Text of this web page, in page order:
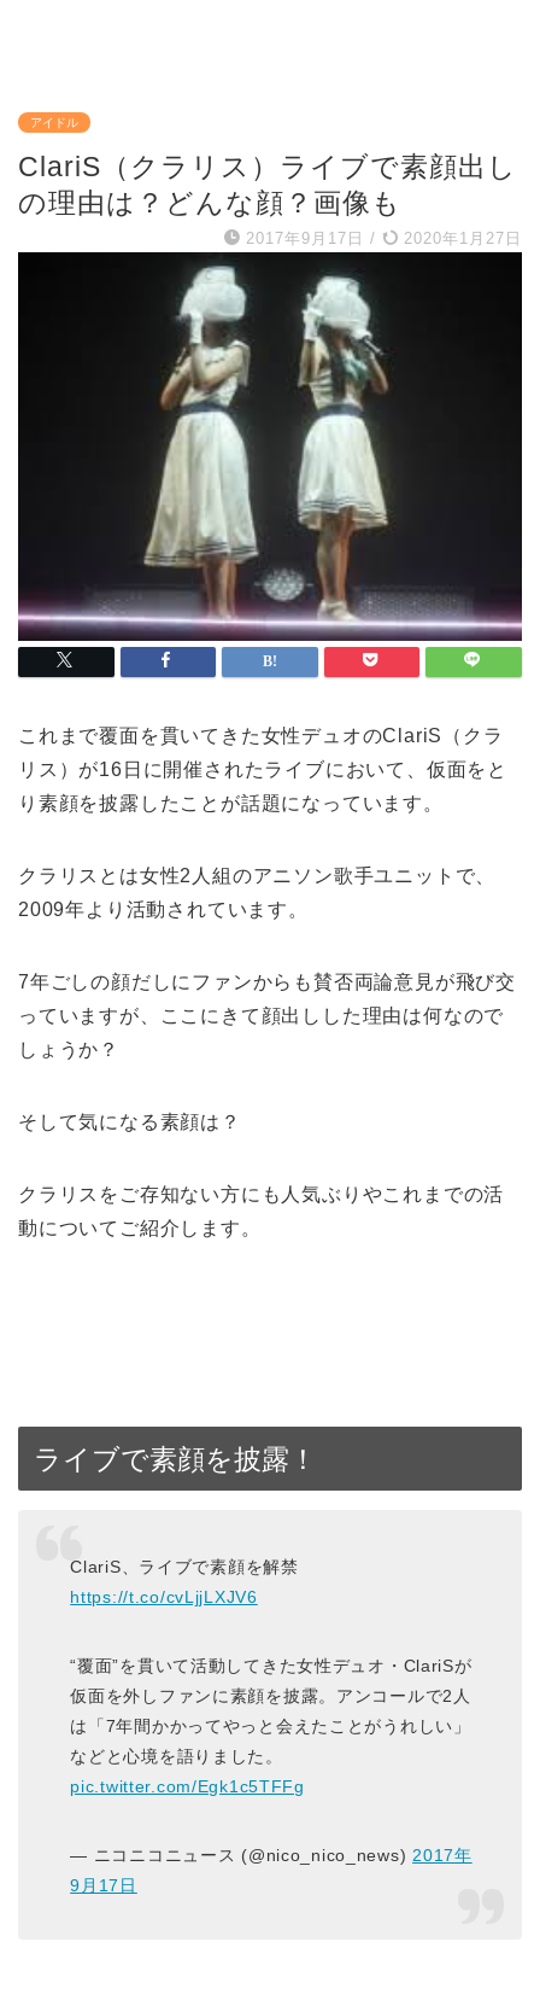
アイドル
ClariS（クラリス）ライブで素顔出し
の理由は？どんな顔？画像も
2017年9月17日 / 2020年1月27日
これまで覆面を貫いてきた女性デュオのClariS（クラ
リス）が16日に開催されたライブにおいて、仮面をと
り素顔を披露したことが話題になっています。
クラリスとは女性2人組のアニソン歌手ユニットで、
2009年より活動されています。
7年ごしの顔だしにファンからも賛否両論意見が飛び交
っていますが、ここにきて顔出しした理由は何なので
しょうか？
そして気になる素顔は？
クラリスをご存知ない方にも人気ぶりやこれまでの活
動についてご紹介します。
ライブで素顔を披露！
ClariS、ライブで素顔を解禁
https://t.co/cvLjjLXJV6
“覆面”を貫いて活動してきた女性デュオ・ClariSが
仮面を外しファンに素顔を披露。アンコールで2人
は「7年間かかってやっと会えたことがうれしい」
などと心境を語りました。
pic.twitter.com/Egk1c5TFFg
— ニコニコニュース (@nico_nico_news) 2017年
9月17日